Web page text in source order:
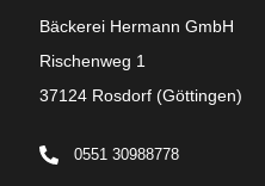
Bäckerei Hermann GmbH
Rischenweg 1
37124 Rosdorf (Göttingen)
0551 30988778